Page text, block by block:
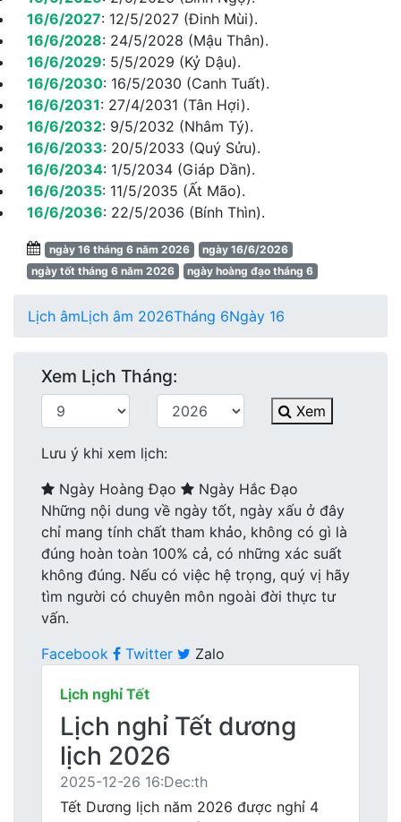
16/6/2027: 12/5/2027 (Đinh Mùi).
16/6/2028: 24/5/2028 (Mậu Thân).
16/6/2029: 5/5/2029 (Kỷ Dậu).
16/6/2030: 16/5/2030 (Canh Tuất).
16/6/2031: 27/4/2031 (Tân Hợi).
16/6/2032: 9/5/2032 (Nhâm Tý).
16/6/2033: 20/5/2033 (Quý Sửu).
16/6/2034: 1/5/2034 (Giáp Dần).
16/6/2035: 11/5/2035 (Ất Mão).
16/6/2036: 22/5/2036 (Bính Thìn).
ngày 16 tháng 6 năm 2026
ngày 16/6/2026
ngày tốt tháng 6 năm 2026
ngày hoàng đạo tháng 6
Lịch âmLịch âm 2026Tháng 6Ngày 16
Xem Lịch Tháng:
Xem
Lưu ý khi xem lịch:
Ngày Hoàng Đạo
Ngày Hắc Đạo
Những nội dung về ngày tốt, ngày xấu ở đây
chỉ mang tính chất tham khảo, không có gì là
đúng hoàn toàn 100% cả, có những xác suất
không đúng. Nếu có việc hệ trọng, quý vị hãy
tìm người có chuyên môn ngoài đời thực tư
vấn.
Facebook
Twitter Zalo
Lịch nghỉ Tết
Lịch nghỉ Tết dương
lịch 2026
2025-12-26 16:Dec:th
Tết Dương lịch năm 2026 được nghỉ 4